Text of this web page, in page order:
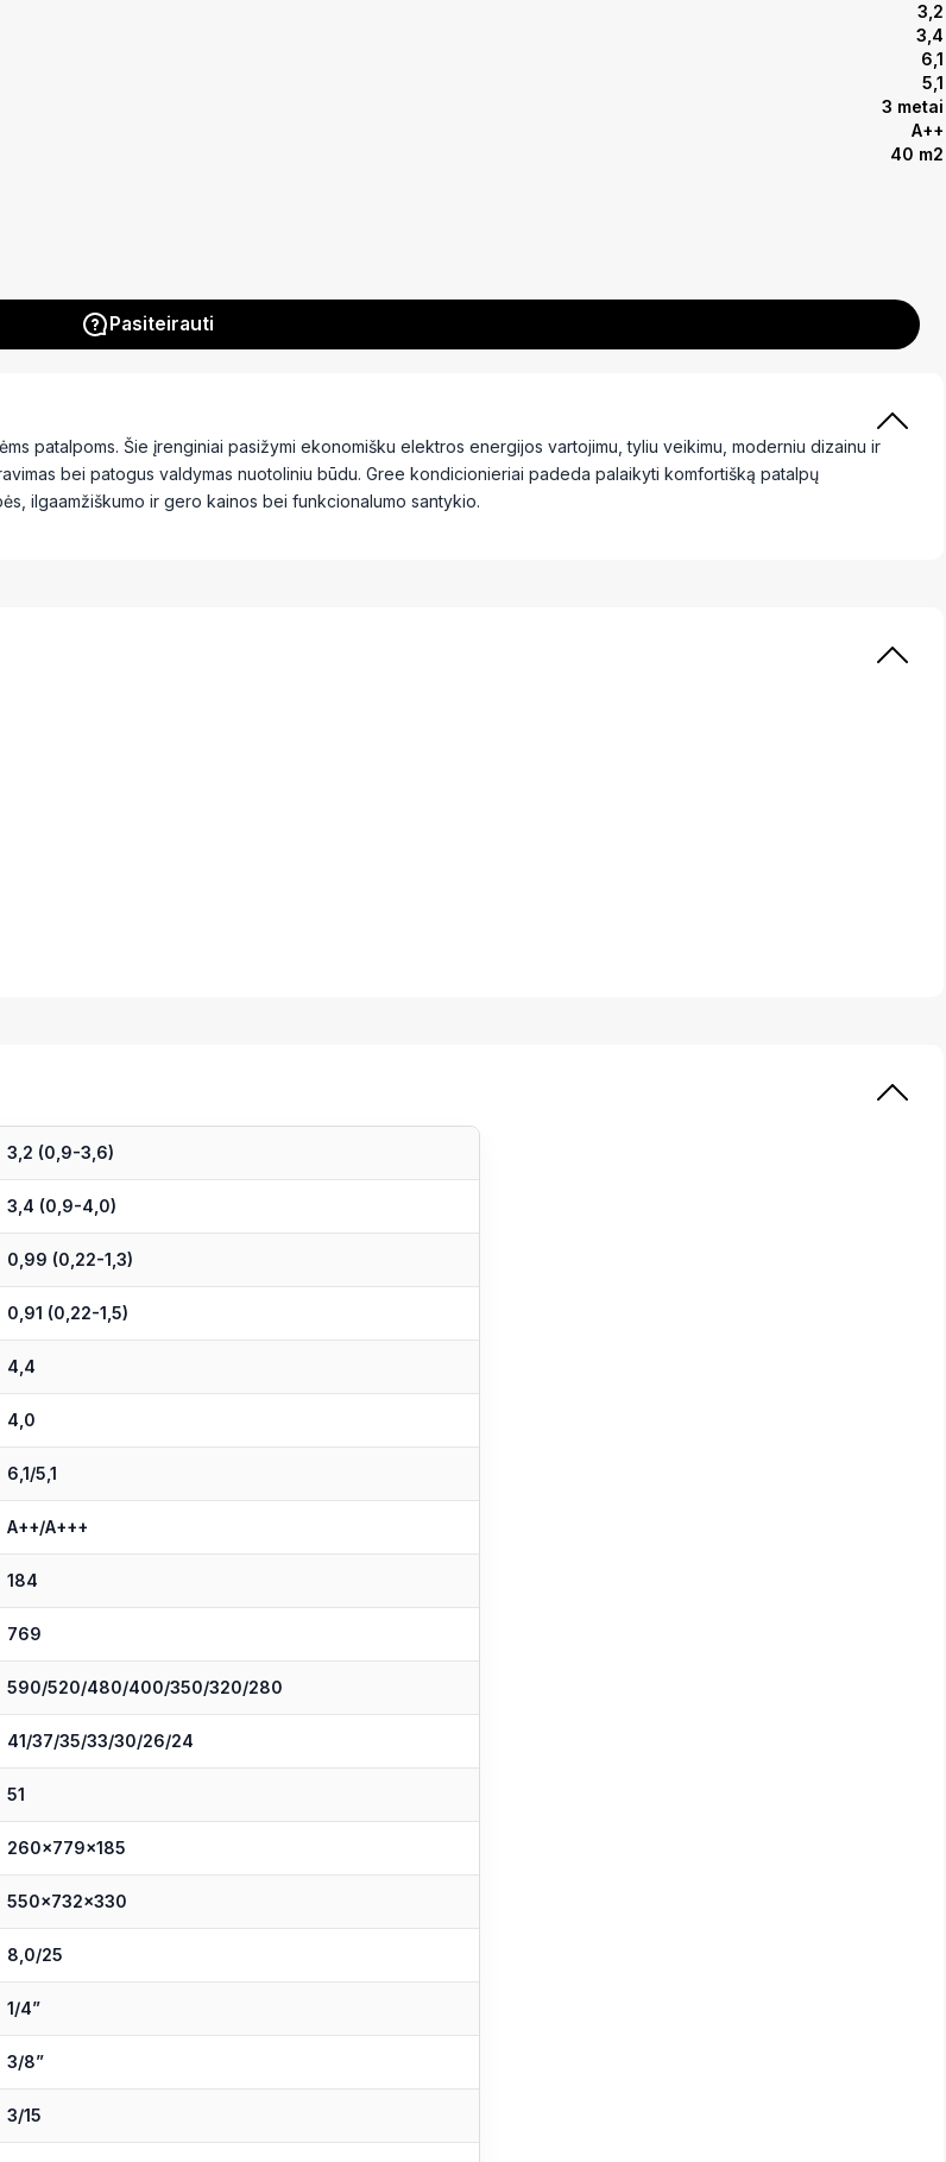
3,2
3,4
6,1
5,1
3 metai
A++
40 m2
Pasiteirauti
patalpoms. Šie įrenginiai pasižymi ekonomišku elektros energijos vartojimu, tyliu veikimu, moderniu dizainu ir
bei patogus valdymas nuotoliniu būdu. Gree kondicionieriai padeda palaikyti komfortišką patalpų
ilgaamžiškumo ir gero kainos bei funkcionalumo santykio.
3,2 (0,9-3,6)
3,4 (0,9-4,0)
0,99 (0,22-1,3)
0,91 (0,22-1,5)
4,4
4,0
6,1/5,1
A++/A+++
184
769
590/520/480/400/350/320/280
41/37/35/33/30/26/24
51
260x779x185
550x732x330
8,0/25
1/4”
3/8”
3/15